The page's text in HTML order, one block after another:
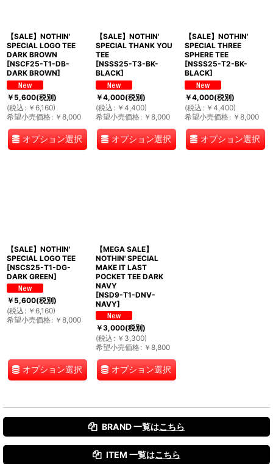
【SALE】NOTHIN'
SPECIAL LOGO TEE
DARK BROWN
[NSCF25-T1-DB-
DARK BROWN]
￥5,600(税別)
(税込 : ￥ 6,160)
希望小売価格: ￥ 8,000
オプション選択
【SALE】NOTHIN'
SPECIAL THANK YOU
TEE
[NSSS25-T3-BK-
BLACK]
￥4,000(税別)
(税込 : ￥ 4,400)
希望小売価格: ￥ 8,000
オプション選択
【SALE】NOTHIN'
SPECIAL THREE
SPHERE TEE
[NSSS25-T2-BK-
BLACK]
￥4,000(税別)
(税込 : ￥ 4,400)
希望小売価格: ￥ 8,000
オプション選択
【SALE】NOTHIN'
SPECIAL LOGO TEE
[NSCS25-T1-DG-
DARK GREEN]
￥5,600(税別)
(税込 : ￥ 6,160)
希望小売価格: ￥ 8,000
オプション選択
【MEGA SALE】
NOTHIN' SPECIAL
MAKE IT LAST
POCKET TEE DARK
NAVY
[NSD9-T1-DNV-
NAVY]
￥3,000(税別)
(税込 : ￥ 3,300)
希望小売価格: ￥ 8,800
オプション選択
BRAND 一覧はこちら
ITEM 一覧はこちら